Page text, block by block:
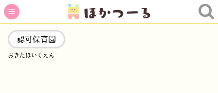
認可保育園
おきたほいくえん